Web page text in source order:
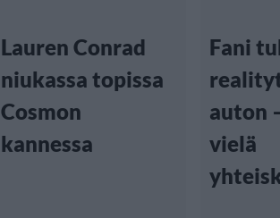
Lauren Conrad
niukassa topissa
Cosmon
kannessa
Fani
auton
vielä